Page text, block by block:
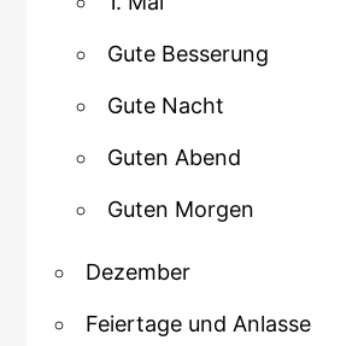
Gute Besserung
Gute Nacht
Guten Abend
Guten Morgen
Dezember
Feiertage und Anlasse